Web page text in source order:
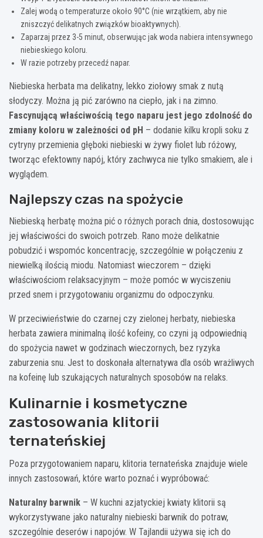
Zalej wodą o temperaturze około 90°C (nie wrzątkiem, aby nie
zniszczyć delikatnych związków bioaktywnych).
Zaparzaj przez 3-5 minut, obserwując jak woda nabiera intensywnego
niebieskiego koloru.
W razie potrzeby przecedź napar.
Niebieska herbata ma delikatny, lekko ziołowy smak z nutą
słodyczy. Można ją pić zarówno na ciepło, jak i na zimno.
Fascynującą właściwością tego naparu jest jego zdolność do
zmiany koloru w zależności od pH – dodanie kilku kropli soku z
cytryny przemienia głęboki niebieski w żywy fiolet lub różowy,
tworząc efektowny napój, który zachwyca nie tylko smakiem, ale i
wyglądem.
Najlepszy czas na spożycie
Niebieską herbatę można pić o różnych porach dnia, dostosowując
jej właściwości do swoich potrzeb. Rano może delikatnie
pobudzić i wspomóc koncentrację, szczególnie w połączeniu z
niewielką ilością miodu. Natomiast wieczorem – dzięki
właściwościom relaksacyjnym – może pomóc w wyciszeniu
przed snem i przygotowaniu organizmu do odpoczynku.
W przeciwieństwie do czarnej czy zielonej herbaty, niebieska
herbata zawiera minimalną ilość kofeiny, co czyni ją odpowiednią
do spożycia nawet w godzinach wieczornych, bez ryzyka
zaburzenia snu. Jest to doskonała alternatywa dla osób wrażliwych
na kofeinę lub szukających naturalnych sposobów na relaks.
Kulinarnie i kosmetyczne
zastosowania klitorii
ternateńskiej
Poza przygotowaniem naparu, klitoria ternateńska znajduje wiele
innych zastosowań, które warto poznać i wypróbować:
Naturalny barwnik – W kuchni azjatyckiej kwiaty klitorii są
wykorzystywane jako naturalny niebieski barwnik do potraw,
szczególnie deserów i napojów. W Tajlandii używa się ich do